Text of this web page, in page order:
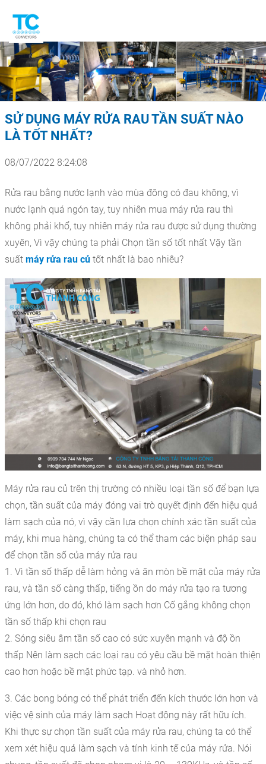
SỬ DỤNG MÁY RỬA RAU TẦN SUẤT NÀO
LÀ TỐT NHẤT?
08/07/2022 8:24:08
Rửa rau bằng nước lạnh vào mùa đông có đau không, vì
nước lạnh quá ngón tay, tuy nhiên mua máy rửa rau thì
không phải khổ, tuy nhiên máy rửa rau được sử dụng thường
xuyên, Vì vậy chúng ta phải Chọn tần số tốt nhất Vậy tần
suất máy rửa rau củ tốt nhất là bao nhiêu?
Máy rửa rau củ trên thị trường có nhiều loại tần số để bạn lựa
chọn, tần suất của máy đóng vai trò quyết định đến hiệu quả
làm sạch của nó, vì vậy cần lựa chọn chính xác tần suất của
máy, khi mua hàng, chúng ta có thể tham các biện pháp sau
để chọn tần số của máy rửa rau
1. Vì tần số thấp dễ làm hỏng và ăn mòn bề mặt của máy rửa
rau, và tần số càng thấp, tiếng ồn do máy rửa tạo ra tương
ứng lớn hơn, do đó, khó làm sạch hơn Cố gắng không chọn
tần số thấp khi chọn rau
2. Sóng siêu âm tần số cao có sức xuyên mạnh và độ ồn
thấp Nên làm sạch các loại rau có yêu cầu bề mặt hoàn thiện
cao hơn hoặc bề mặt phức tạp. và nhỏ hơn.
3. Các bong bóng có thể phát triển đến kích thước lớn hơn và
việc vệ sinh của máy làm sạch Hoạt động này rất hữu ích.
Khi thực sự chọn tần suất của máy rửa rau, chúng ta có thể
xem xét hiệu quả làm sạch và tính kinh tế của máy rửa. Nói